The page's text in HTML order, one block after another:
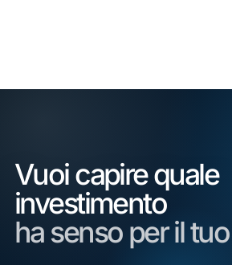
Vuoi capire quale
investimento
ha senso per il